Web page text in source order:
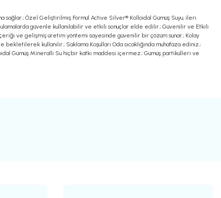
Özel Geliştirilmiş Formül Active Silver® Kolloidal Gümüş Suyu, ileri
güvenle kullanılabilir ve etkili sonuçlar elde edilir.; Güvenilir ve Etkili
ve gelişmiş üretim yöntemi sayesinde güvenilir bir çözüm sunar.; Kolay
kullanılır.; Saklama Koşulları Oda sıcaklığında muhafaza ediniz.;
Gümüş Mineralli Su hiçbir katkı maddesi içermez.; Gümüş partikülleri ve